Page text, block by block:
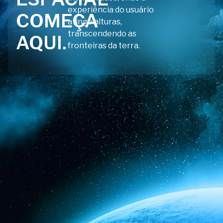
COMEÇA
AQUI.
experiência do usuário
atinge alturas,
transcendendo as
fronteiras da terra.